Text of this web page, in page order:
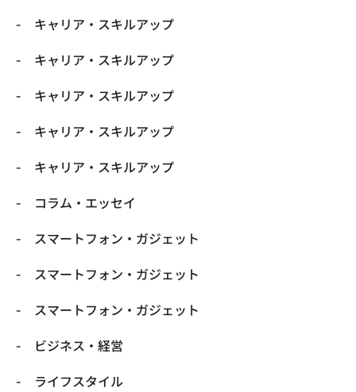
キャリア・スキルアップ
キャリア・スキルアップ
キャリア・スキルアップ
キャリア・スキルアップ
キャリア・スキルアップ
コラム・エッセイ
スマートフォン・ガジェット
スマートフォン・ガジェット
スマートフォン・ガジェット
ビジネス・経営
ライフスタイル